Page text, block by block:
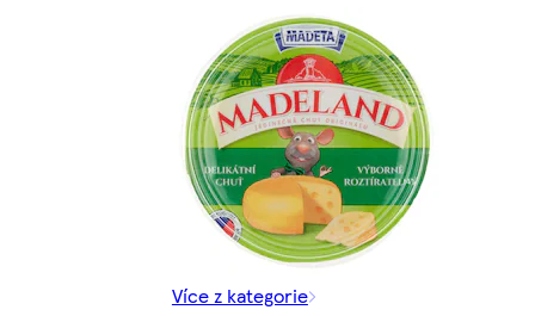
Více z kategorie